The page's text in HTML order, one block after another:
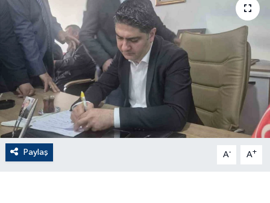
Paylaş A- A+
EKONOMİ
English News
Finans
Flaş Haber
Gayrimenkul